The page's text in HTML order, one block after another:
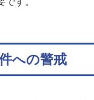
への警戒